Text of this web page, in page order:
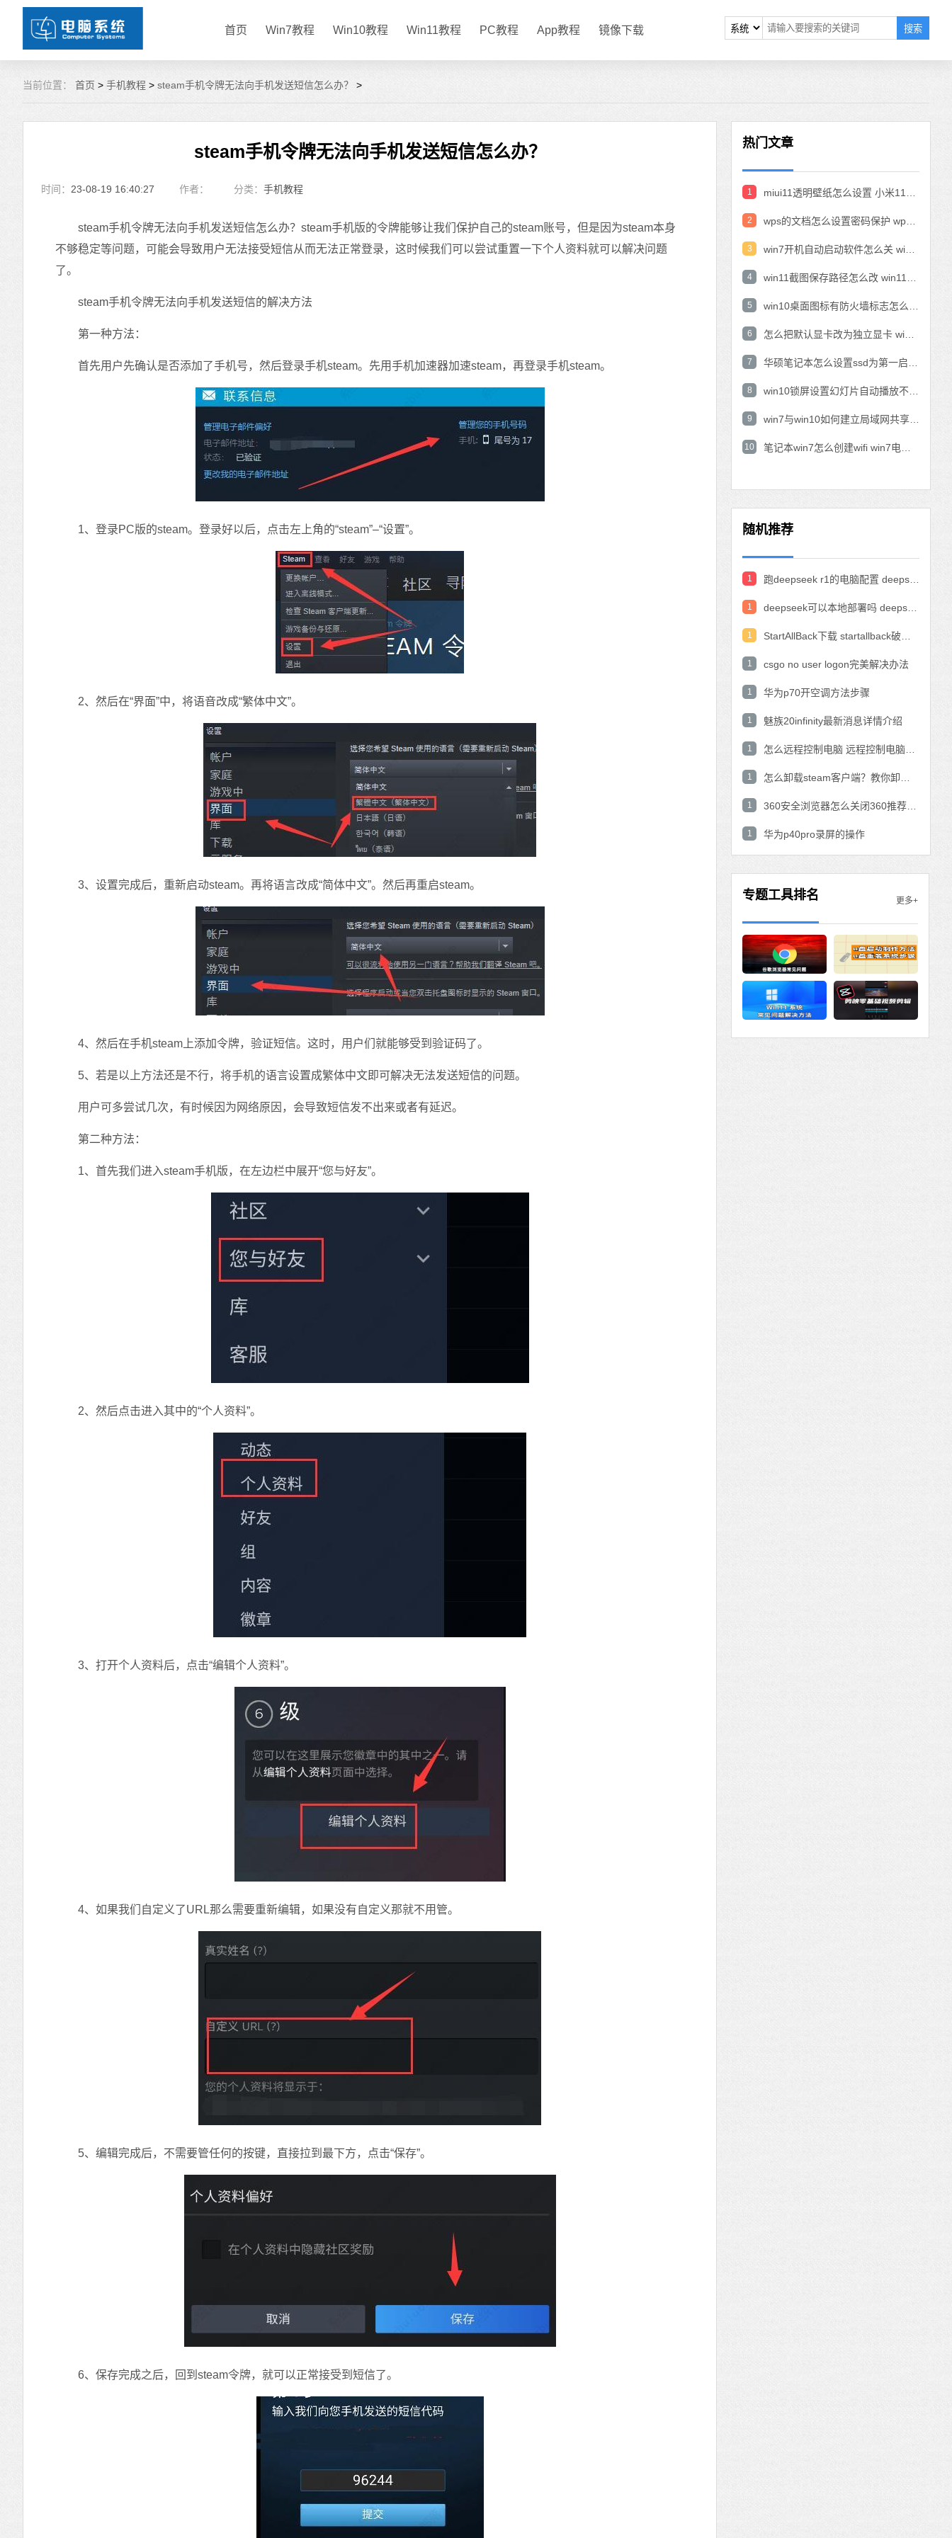
首页 Win7教程 Win10教程 Win11教程 PC教程 App教程 镜像下载 搜索
当前位置： 首页 > 手机教程 > steam手机令牌无法向手机发送短信怎么办？ >
steam手机令牌无法向手机发送短信怎么办？
时间： 23-08-19 16:40:27 作者： 分类： 手机教程
steam手机令牌无法向手机发送短信怎么办？steam手机版的令牌能够让我们保护自己的steam账号，但是因为steam本身
不够稳定等问题，可能会导致用户无法接受短信从而无法正常登录，这时候我们可以尝试重置一下个人资料就可以解决问题
了。
steam手机令牌无法向手机发送短信的解决方法
第一种方法：
首先用户先确认是否添加了手机号，然后登录手机steam。先用手机加速器加速steam，再登录手机steam。
1、登录PC版的steam。登录好以后，点击左上角的“steam”–“设置”。
2、然后在“界面”中，将语音改成“繁体中文”。
3、设置完成后，重新启动steam。再将语言改成“简体中文”。然后再重启steam。
4、然后在手机steam上添加令牌，验证短信。这时，用户们就能够受到验证码了。
5、若是以上方法还是不行，将手机的语言设置成繁体中文即可解决无法发送短信的问题。
用户可多尝试几次，有时候因为网络原因，会导致短信发不出来或者有延迟。
第二种方法：
1、首先我们进入steam手机版，在左边栏中展开“您与好友”。
2、然后点击进入其中的“个人资料”。
3、打开个人资料后，点击“编辑个人资料”。
4、如果我们自定义了URL那么需要重新编辑，如果没有自定义那就不用管。
5、编辑完成后，不需要管任何的按键，直接拉到最下方，点击“保存”。
6、保存完成之后，回到steam令牌，就可以正常接受到短信了。
热门文章
1
2
3
4
5
6
7
8
9
10
随机推荐
1
1
1
1 csgo no user logon完美解决办法
1 华为p70开空调方法步骤
1 魅族20infinity最新消息详情介绍
1
1
1
1 华为p40pro录屏的操作
专题工具排名 更多+